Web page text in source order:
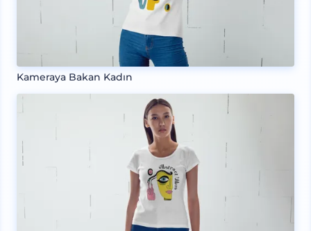
Kameraya Bakan Kadın